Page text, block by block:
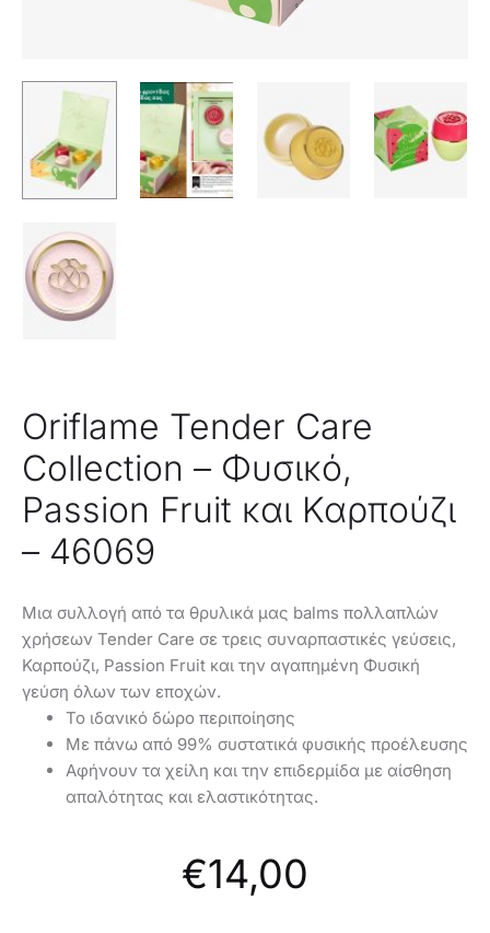
Oriflame Tender Care
Collection – Φυσικό,
Passion Fruit και Καρπούζι
– 46069
Μια συλλογή από τα θρυλικά μας balms πολλαπλών
χρήσεων Tender Care σε τρεις συναρπαστικές γεύσεις,
Καρπούζι, Passion Fruit και την αγαπημένη Φυσική
γεύση όλων των εποχών.
To ιδανικό δώρο περιποίησης
Με πάνω από 99% συστατικά φυσικής προέλευσης
Aφήνουν τα χείλη και την επιδερμίδα με αίσθηση
απαλότητας και ελαστικότητας.
€14,00